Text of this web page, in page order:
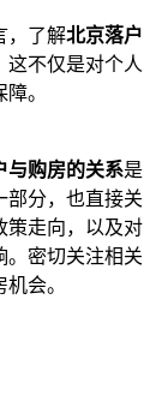
，了解北京落户
这不仅是对个人
。
与购房的关系是
部分，也直接关
策走向，以及对
。密切关注相关
会。